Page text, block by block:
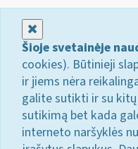
Šioje svetainėje
cookies). Būtinieji
ir jiems nėra
galite sutikti ir su kitų
sutikimą bet kada
interneto naršyklės